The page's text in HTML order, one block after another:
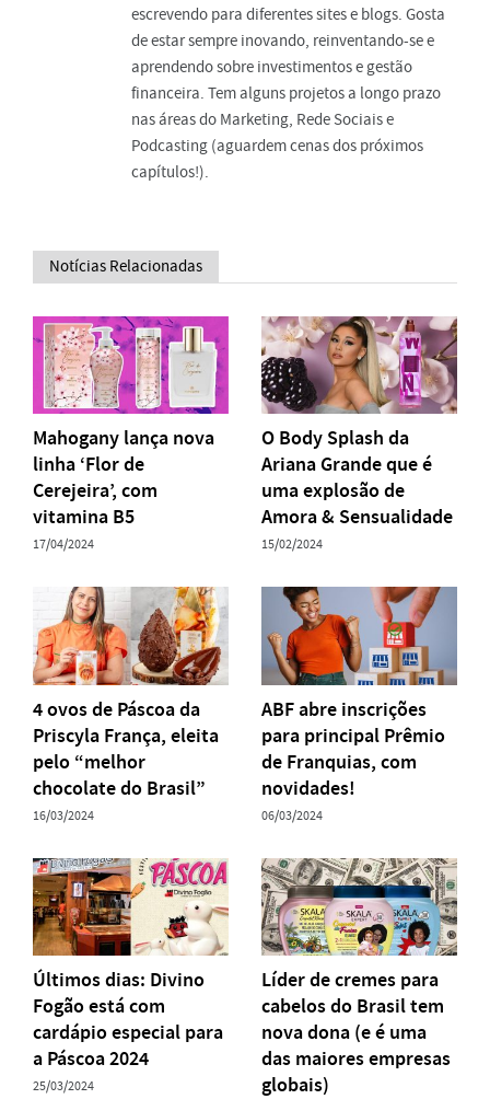
escrevendo para diferentes sites e blogs. Gosta
de estar sempre inovando, reinventando-se e
aprendendo sobre investimentos e gestão
financeira. Tem alguns projetos a longo prazo
nas áreas do Marketing, Rede Sociais e
Podcasting (aguardem cenas dos próximos
capítulos!).
Notícias Relacionadas
Mahogany lança nova
linha ‘Flor de
Cerejeira’, com
vitamina B5
17/04/2024
O Body Splash da
Ariana Grande que é
uma explosão de
Amora & Sensualidade
15/02/2024
4 ovos de Páscoa da
Priscyla França, eleita
pelo “melhor
chocolate do Brasil”
16/03/2024
ABF abre inscrições
para principal Prêmio
de Franquias, com
novidades!
06/03/2024
Últimos dias: Divino
Fogão está com
cardápio especial para
a Páscoa 2024
25/03/2024
Líder de cremes para
cabelos do Brasil tem
nova dona (e é uma
das maiores empresas
globais)